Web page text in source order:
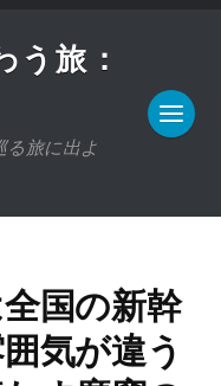
う旅：
る旅に出よ
国の新幹
気が違う